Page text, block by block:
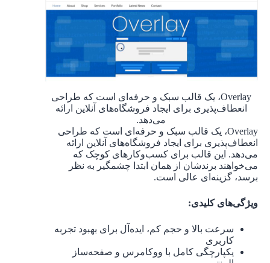
Overlay، یک قالب سبک و حرفه‌ای است که طراحی
انعطاف‌پذیری برای ایجاد فروشگاه‌های آنلاین ارائه
می‌دهد.
Overlay، یک قالب سبک و حرفه‌ای است که طراحی
انعطاف‌پذیری برای ایجاد فروشگاه‌های آنلاین ارائه
می‌دهد. این قالب برای کسب‌وکارهای کوچک که
می‌خواهند برندشان از همان ابتدا چشمگیر به نظر
برسد، گزینه‌ای عالی است.
ویژگی‌های کلیدی:
سرعت بالا و حجم کم، ایده‌آل برای بهبود تجربه
کاربری
یکپارچگی کامل با ووکامرس و صفحه‌ساز